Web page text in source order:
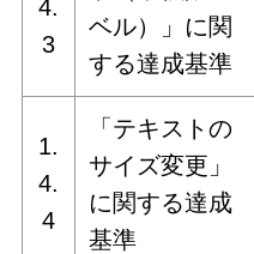
4.
3
ベル）」に関
する達成基準
1.
4.
4
「テキストの
サイズ変更」
に関する達成
基準